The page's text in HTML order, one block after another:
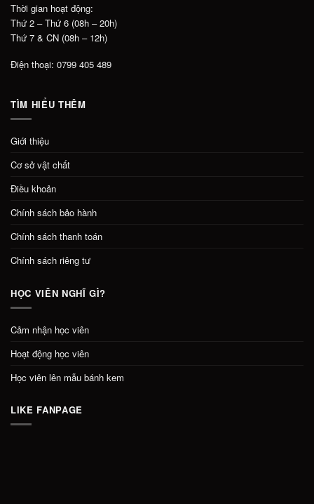
Thời gian hoạt động:
Thứ 2 – Thứ 6 (08h – 20h)
Thứ 7 & CN (08h – 12h)
Điện thoại: 0799 405 489
TÌM HIỂU THÊM
Giới thiệu
Cơ sở vật chất
Điều khoản
Chính sách bảo hành
Chính sách thanh toán
Chính sách riêng tư
HỌC VIÊN NGHĨ GÌ?
Cảm nhận học viên
Hoạt động học viên
Học viên lên mẫu bánh kem
LIKE FANPAGE